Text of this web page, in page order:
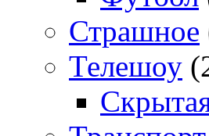
Страшное
Телешоу